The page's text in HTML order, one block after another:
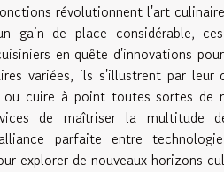
révolutionnent l'art
gain de place considérable,
en quête d'innovations
variées, ils s'illustrent par
ou cuire à point toutes sortes
de maîtriser la multitude
parfaite entre
explorer de nouveaux horizons